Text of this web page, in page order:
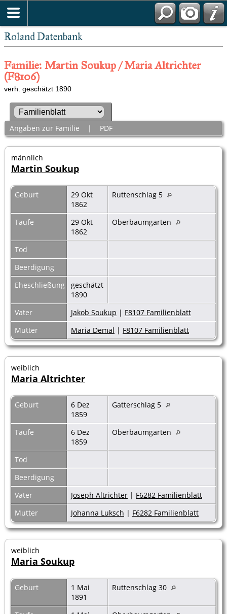
Roland Datenbank
Familie: Martin Soukup / Maria Altrichter
(F8106)
verh. geschätzt 1890
Angaben zur Familie | PDF
männlich
Martin Soukup
Geburt
29 Okt
1862
Ruttenschlag 5
Taufe
29 Okt
1862
Oberbaumgarten
Tod
Beerdigung
Eheschließung
geschätzt
1890
Vater
Jakob Soukup | F8107 Familienblatt
Mutter
Maria Demal | F8107 Familienblatt
weiblich
Maria Altrichter
Geburt
6 Dez
1859
Gatterschlag 5
Taufe
6 Dez
1859
Oberbaumgarten
Tod
Beerdigung
Vater
Joseph Altrichter | F6282 Familienblatt
Mutter
Johanna Luksch | F6282 Familienblatt
weiblich
Maria Soukup
Geburt
1 Mai
1891
Ruttenschlag 30